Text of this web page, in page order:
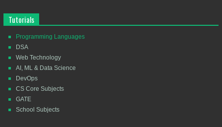
Tutorials
Programming Languages
DSA
Web Technology
AI, ML & Data Science
DevOps
CS Core Subjects
GATE
School Subjects